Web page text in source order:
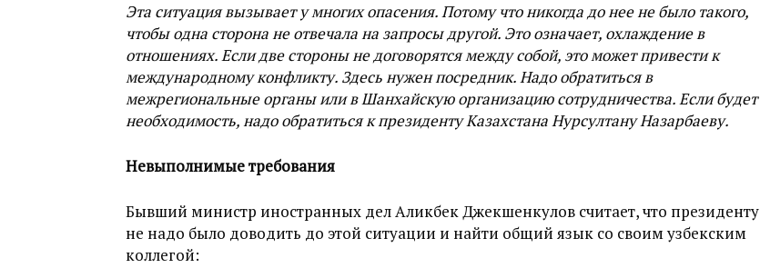
Эта ситуация вызывает у многих опасения. Потому что никогда до нее не было такого,
чтобы одна сторона не отвечала на запросы другой. Это означает, охлаждение в
отношениях. Если две стороны не договорятся между собой, это может привести к
международному конфликту. Здесь нужен посредник. Надо обратиться в
межрегиональные органы или в Шанхайскую организацию сотрудничества. Если будет
необходимость, надо обратиться к президенту Казахстана Нурсултану Назарбаеву.
Невыполнимые требования
Бывший министр иностранных дел Аликбек Джекшенкулов считает, что президенту
не надо было доводить до этой ситуации и найти общий язык со своим узбекским
коллегой: